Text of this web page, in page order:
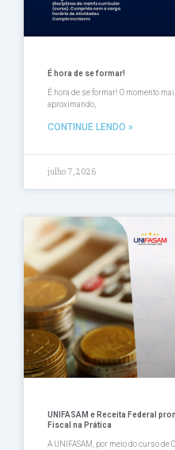
É hora de se formar!
É hora de se formar! O momento
aproximando,
CONTINUE LENDO »
julho 7, 2026
UNIFASAM e Receita Federal
Fiscal na Prática
A UNIFASAM, por meio do curso de